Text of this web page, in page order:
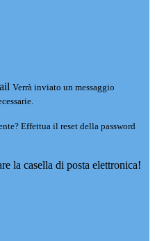
Verrà inviato un messaggio
Effettua il reset della password
la casella di posta elettronica!